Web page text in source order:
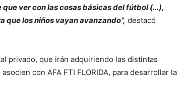
ver con las cosas básicas del fútbol (…),
los niños vayan avanzando”, destacó
privado, que irán adquiriendo las distintas
con AFA FTI FLORIDA, para desarrollar la